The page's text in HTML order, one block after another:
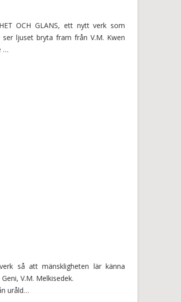
OCH GLANS, ett nytt verk som
ljuset bryta fram från V.M. Kwen
…
så att mänskligheten lär känna
V.M. Melkisedek.
uråld…